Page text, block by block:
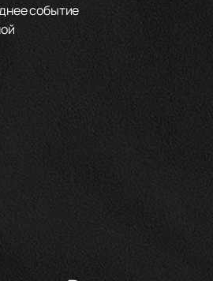
событие